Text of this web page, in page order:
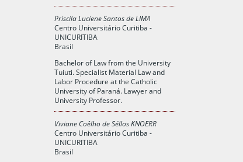
Priscila Luciene Santos de LIMA
Centro Universitário Curitiba -
UNICURITIBA
Brasil
Bachelor of Law from the University
Tuiuti. Specialist Material Law and
Labor Procedure at the Catholic
University of Paraná. Lawyer and
University Professor.
Viviane Coêlho de Séllos KNOERR
Centro Universitário Curitiba -
UNICURITIBA
Brasil